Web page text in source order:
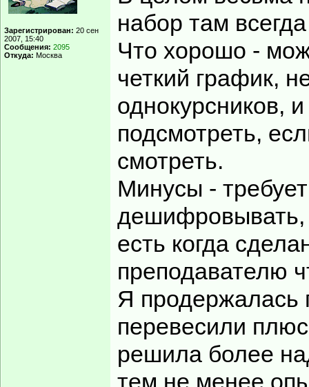
Зарегистрирован: 20 сен
2007, 15:40
Сообщения: 2095
Откуда: Москва
набор там
Что хорошо -
четкий график,
однокурсников,
подсмотреть,
смотреть.
Минусы -
дешифровывать,
есть когда
преподавателю
Я продержалась
перевесили
решила более
тем не менее